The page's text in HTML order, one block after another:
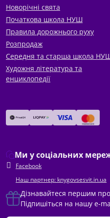
Новорічні свята
Початкова школа НУШ
Правила дорожнього руху
Розпродаж
Середня та старша школа
Художня література та
енциклопедії
Ми у соціальних
Facebook
Наш партнер: knygovsesvit.in.ua
Дізнавайтеся першим про
Підпишіться на нашу e-